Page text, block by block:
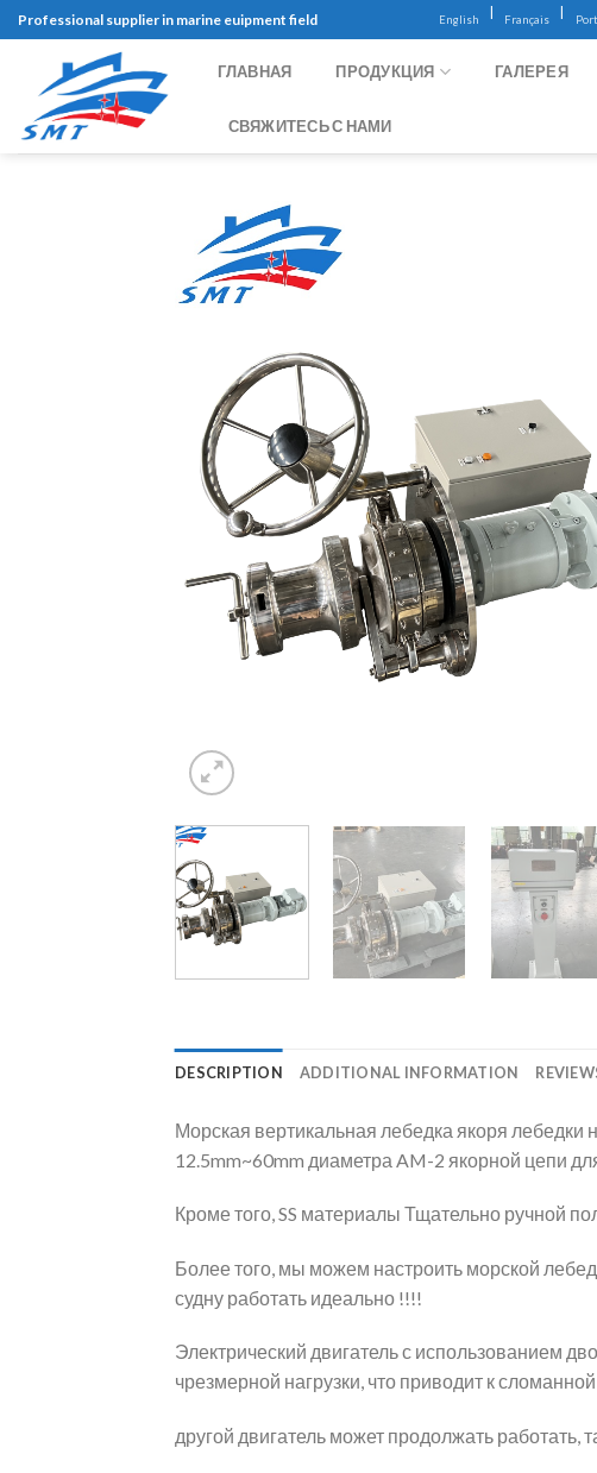
Skip
to
content
Professional supplier in marine euipment field English | Français |
ГЛАВНАЯ ПРОДУКЦИЯ ГАЛЕРЕЯ
СВЯЖИТЕСЬ С НАМИ
DESCRIPTION ADDITIONAL INFORMATION
Морская вертикальная лебедка якоря
12.5mm~60mm диаметра AM-2 якорной цепи
Кроме того, SS материалы Тщательно ручной
Более того, мы можем настроить морской
судну работать идеально !!!!
Электрический двигатель с использованием
чрезмерной нагрузки, что приводит к
другой двигатель может продолжать работать,